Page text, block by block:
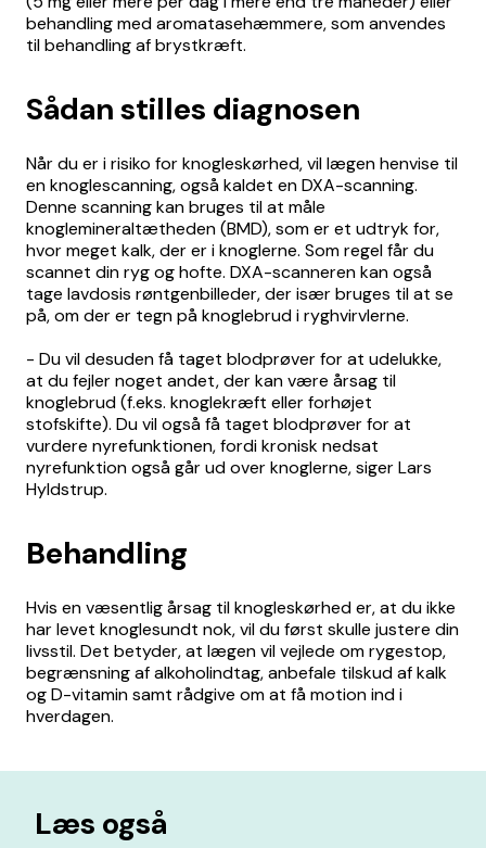
behandling med aromatasehæmmere, som anvendes
til behandling af brystkræft.
Sådan stilles diagnosen
Når du er i risiko for knogleskørhed, vil lægen henvise til
en knoglescanning, også kaldet en DXA-scanning.
Denne scanning kan bruges til at måle
knoglemineraltætheden (BMD), som er et udtryk for,
hvor meget kalk, der er i knoglerne. Som regel får du
scannet din ryg og hofte. DXA-scanneren kan også
tage lavdosis røntgenbilleder, der især bruges til at se
på, om der er tegn på knoglebrud i ryghvirvlerne.
- Du vil desuden få taget blodprøver for at udelukke,
at du fejler noget andet, der kan være årsag til
knoglebrud (f.eks. knoglekræft eller forhøjet
stofskifte). Du vil også få taget blodprøver for at
vurdere nyrefunktionen, fordi kronisk nedsat
nyrefunktion også går ud over knoglerne, siger Lars
Hyldstrup.
Behandling
Hvis en væsentlig årsag til knogleskørhed er, at du ikke
har levet knoglesundt nok, vil du først skulle justere din
livsstil. Det betyder, at lægen vil vejlede om rygestop,
begrænsning af alkoholindtag, anbefale tilskud af kalk
og D-vitamin samt rådgive om at få motion ind i
hverdagen.
Læs også